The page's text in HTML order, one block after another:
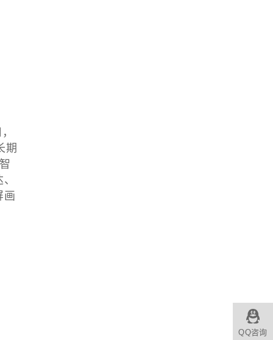
QQ咨询
期
画